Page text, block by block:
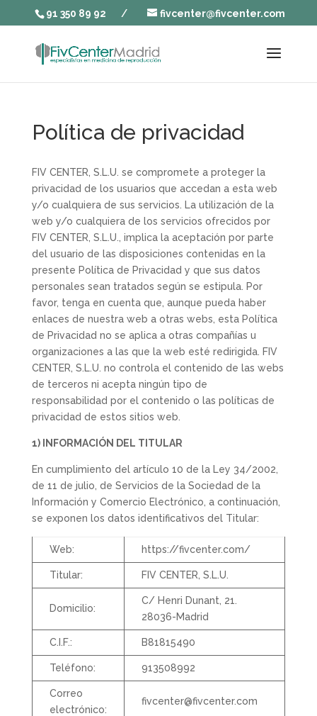
91 350 89 92 / fivcenter@fivcenter.com
Política de privacidad
FIV CENTER, S.L.U. se compromete a proteger la
privacidad de los usuarios que accedan a esta web
y/o cualquiera de sus servicios. La utilización de la
web y/o cualquiera de los servicios ofrecidos por
FIV CENTER, S.L.U., implica la aceptación por parte
del usuario de las disposiciones contenidas en la
presente Política de Privacidad y que sus datos
personales sean tratados según se estipula. Por
favor, tenga en cuenta que, aunque pueda haber
enlaces de nuestra web a otras webs, esta Política
de Privacidad no se aplica a otras compañías u
organizaciones a las que la web esté redirigida. FIV
CENTER, S.L.U. no controla el contenido de las webs
de terceros ni acepta ningún tipo de
responsabilidad por el contenido o las políticas de
privacidad de estos sitios web.
1) INFORMACIÓN DEL TITULAR
En cumplimiento del artículo 10 de la Ley 34/2002,
de 11 de julio, de Servicios de la Sociedad de la
Información y Comercio Electrónico, a continuación,
se exponen los datos identificativos del Titular:
Web: https://fivcenter.com/
Titular: FIV CENTER, S.L.U.
Domicilio:
C/ Henri Dunant, 21.
28036-Madrid
C.I.F.: B81815490
Teléfono: 913508992
Correo
electrónico:
fivcenter@fivcenter.com